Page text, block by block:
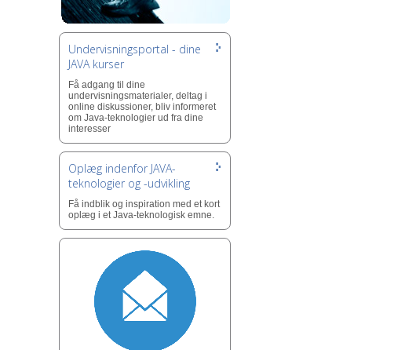
Undervisningsportal - dine
JAVA kurser
Få adgang til dine
undervisningsmaterialer, deltag i
online diskussioner, bliv informeret
om Java-teknologier ud fra dine
interesser
Oplæg indenfor JAVA-
teknologier og -udvikling
Få indblik og inspiration med et kort
oplæg i et Java-teknologisk emne.